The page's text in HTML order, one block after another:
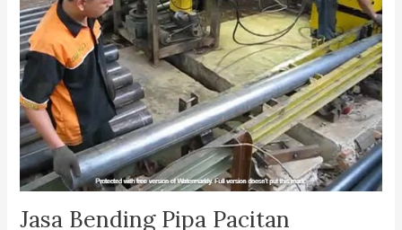
Jasa Bending Pipa Pacitan